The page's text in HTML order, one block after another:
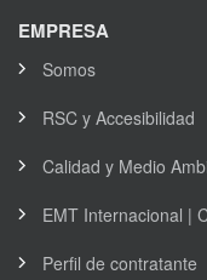
EMPRESA
Somos
RSC y Accesibilidad
Calidad y Medio
EMT Internacional |
Perfil de contratante